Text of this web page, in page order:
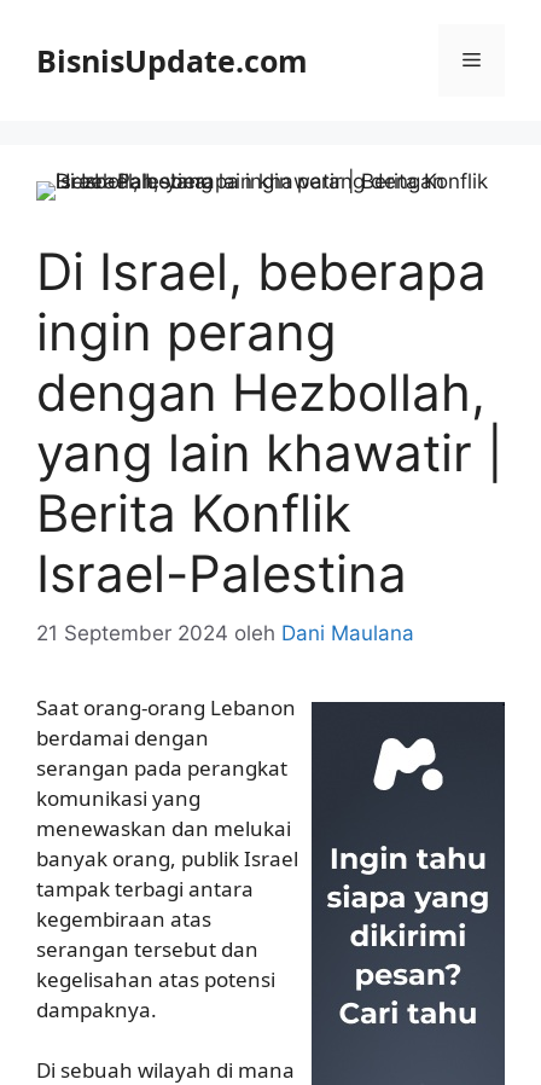
BisnisUpdate.com Menu
Di Israel, beberapa
ingin perang
dengan Hezbollah,
yang lain khawatir |
Berita Konflik
Israel-Palestina
21 September 2024 oleh Dani Maulana
Saat orang-orang Lebanon
berdamai dengan
serangan pada perangkat
komunikasi yang
menewaskan dan melukai
banyak orang, publik Israel
tampak terbagi antara
kegembiraan atas
serangan tersebut dan
kegelisahan atas potensi
dampaknya.
Di sebuah wilayah di mana